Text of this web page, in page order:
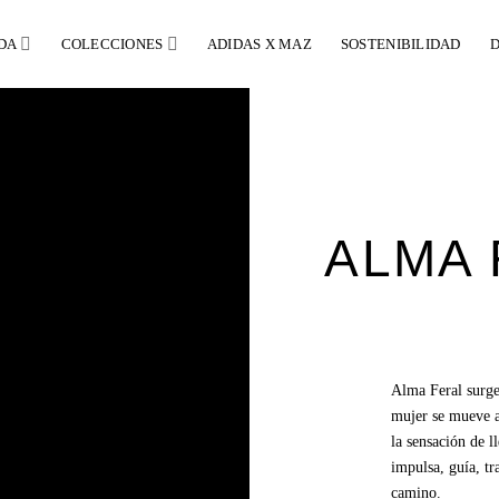
COLECCIONES ADIDAS X MAZ SOSTENIBILIDAD
ALMA
Alma Feral
mujer se mueve
la sensación de
impulsa, guía,
camino.